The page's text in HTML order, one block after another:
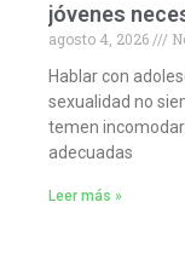
jóvenes
agosto 4, 2026
Hablar con
sexualidad no
temen
adecuadas
Leer más »